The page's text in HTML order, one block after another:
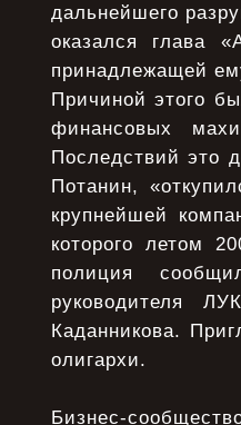
дальнейшего
оказался глава
принадлежащей
Причиной этого
финансовых
Последствий это
Потанин,
крупнейшей
которого летом
полиция
руководителя
Каданникова.
олигархи.
Бизнес-